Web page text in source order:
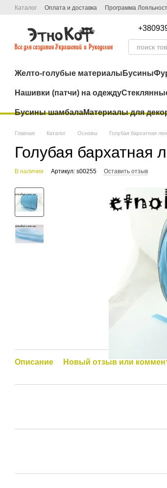
Перейти к основному контенту
Каталог Оплата и доставка Программа
Желто-голубые материалы Бусины
Нашивки (патчи) на одежду
Бусины шамбалаМатериалы для
Главная Каталог Основы Голубая бархатная
Голубая бархатная
В наличии Артикул: s00255 Оставить отзыв
Описание Новый отзыв или